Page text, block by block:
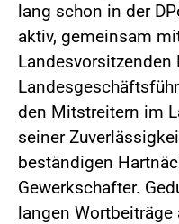
lang schon in der
aktiv, gemeinsam
Landesvorsitzenden
den Mitstreitern im
seiner
beständigen
Gewerkschafter.
langen